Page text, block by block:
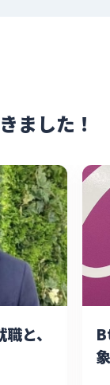
ました！
と、